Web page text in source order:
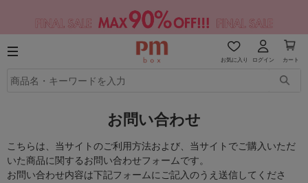
お気に入り ログイン カート
お問い合わせ
こちらは、当サイトのご利用方法および、当サイトでご購入いただ
いた商品に関するお問い合わせフォームです。
お問い合わせ内容は下記フォームにご記入のうえ送信してくださ